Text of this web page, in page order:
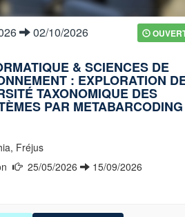
02/10/2026
& SCIENCES DE
: EXPLORATION
TAXONOMIQUE DES
PAR METABARCODING
Fréjus
25/05/2026 15/09/2026